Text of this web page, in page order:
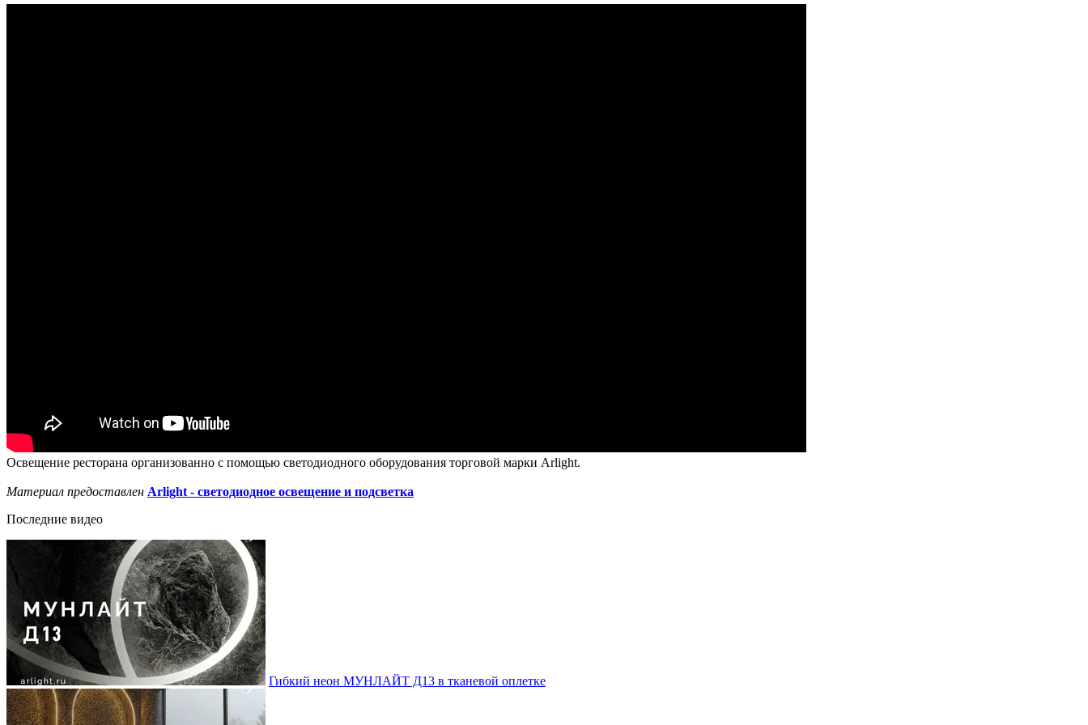
Освещение ресторана организованно с помощью светодиодного оборудования торговой марки Arlight.
Материал предоставлен Arlight - светодиодное освещение и подсветка
Последние видео
Гибкий неон МУНЛАЙТ Д13 в тканевой оплетке